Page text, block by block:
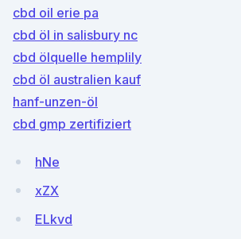
cbd oil erie pa
cbd öl in salisbury nc
cbd ölquelle hemplily
cbd öl australien kauf
hanf-unzen-öl
cbd gmp zertifiziert
hNe
xZX
ELkvd